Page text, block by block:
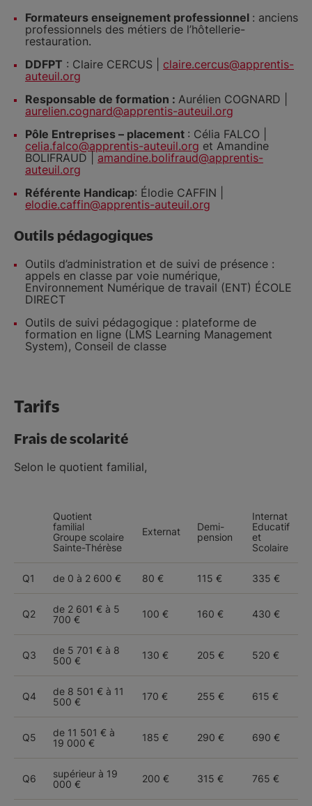
Formateurs enseignement professionnel : anciens
professionnels des métiers de l’hôtellerie-
restauration.
DDFPT : Claire CERCUS | claire.cercus@apprentis-
auteuil.org
Responsable de formation : Aurélien COGNARD |
aurelien.cognard@apprentis-auteuil.org
Pôle Entreprises – placement : Célia FALCO |
celia.falco@apprentis-auteuil.org et Amandine
BOLIFRAUD | amandine.bolifraud@apprentis-
auteuil.org
Référente Handicap: Élodie CAFFIN |
elodie.caffin@apprentis-auteuil.org
Outils pédagogiques
Outils d’administration et de suivi de présence :
appels en classe par voie numérique,
Environnement Numérique de travail (ENT) ÉCOLE
DIRECT
Outils de suivi pédagogique : plateforme de
formation en ligne (LMS Learning Management
System), Conseil de classe
Tarifs
Frais de scolarité
Selon le quotient familial,
Quotient
familial
Groupe scolaire
Sainte-Thérèse
Externat
Demi-
pension
Internat
Educatif
et
Scolaire
Q1 de 0 à 2 600 € 80 € 115 € 335 €
Q2
de 2 601 € à 5
700 €
100 € 160 € 430 €
Q3
de 5 701 € à 8
500 €
130 € 205 € 520 €
Q4
de 8 501 € à 11
500 €
170 € 255 € 615 €
Q5
de 11 501 € à
19 000 €
185 € 290 € 690 €
Q6
supérieur à 19
000 €
200 € 315 € 765 €